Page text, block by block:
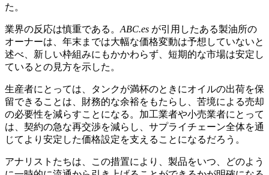
た。
業界の反応は慎重である。 ABC.es が引用したある製油所の
オーナーは、年末までは大幅な価格変動は予想していないと
述べ、新しい枠組みにもかかわらず、短期的な市場は安定し
ているとの見方を示した。
生産者にとっては、タンクが満杯のときにオイルの出荷を保
留できることは、財務的な余裕をもたらし、苦境による売却
の必要性を減らすことになる。加工業者や小売業者にとって
は、契約の急な再交渉を減らし、サプライチェーン全体を通
じてより安定した価格設定を支えることになるだろう。
アナリストたちは、この措置により、製品をいつ、どのよう